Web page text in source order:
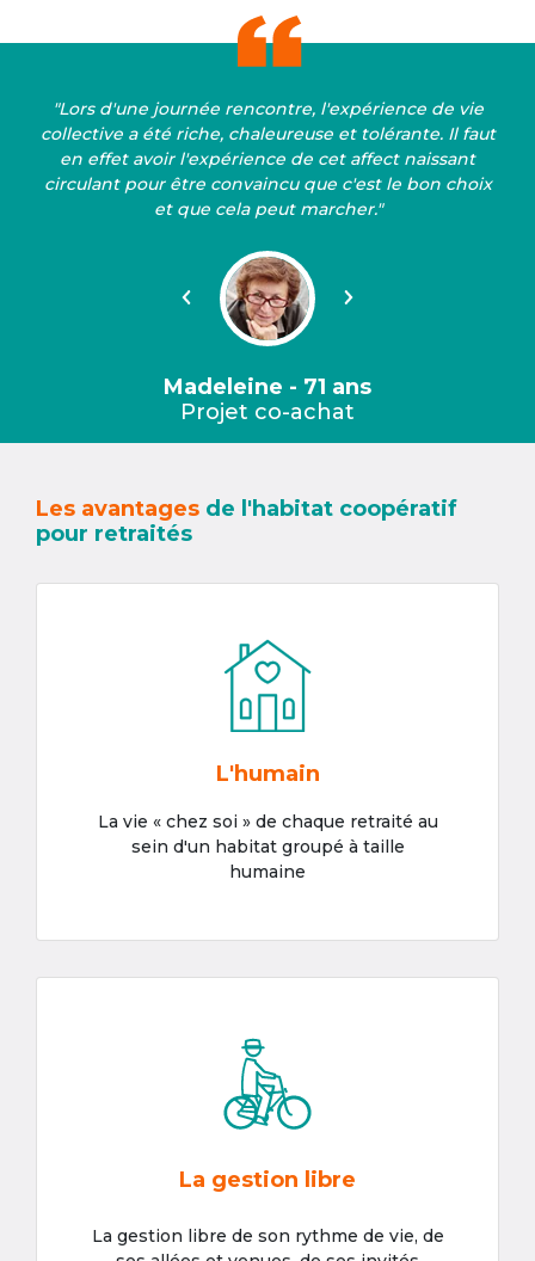
"Lors d'une journée rencontre, l'expérience de vie
collective a été riche, chaleureuse et tolérante. Il faut
en effet avoir l'expérience de cet affect naissant
circulant pour être convaincu que c'est le bon choix
et que cela peut marcher."
Précédent Suivant
Madeleine - 71 ans
Projet co-achat
Les avantages de l'habitat coopératif
pour retraités
L'humain
La vie « chez soi » de chaque retraité au
sein d'un habitat groupé à taille
humaine
La gestion libre
La gestion libre de son rythme de vie, de